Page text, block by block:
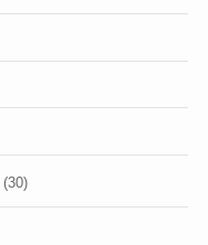
(30)